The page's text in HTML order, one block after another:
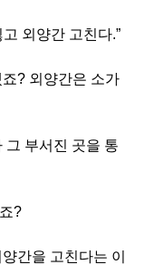
외양간 고친다.”
? 외양간은 소가
그 부서진 곳을 통
?
간을 고친다는 이